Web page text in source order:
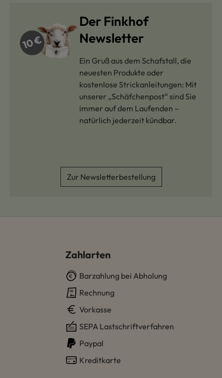
Der Finkhof
Newsletter
Ein Gruß aus dem Schafstall, die
neuesten Produkte oder
kostenlose Strickanleitungen: Mit
unserer „Schäfchenpost“ sind Sie
immer auf dem Laufenden –
natürlich jederzeit kündbar.
Zur Newsletterbestellung
Zahlarten
Barzahlung bei Abholung
Rechnung
Vorkasse
SEPA Lastschriftverfahren
Paypal
Kreditkarte